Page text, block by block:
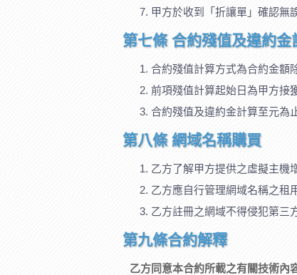
甲方於收到「折讓單」確認無
第七條 合約殘值及違約金
合約殘值計算方式為合約金額
前項殘值計算起始日為甲方接
合約殘值及違約金計算至元為
第八條 網域名稱購買
乙方了解甲方提供之虛擬主機
乙方應自行管理網域名稱之租
乙方註冊之網域不得侵犯第三
第九條合約解釋
乙方同意本合約所載之有關技術內